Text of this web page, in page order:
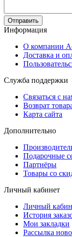
Отправить
Информация
О компании
Доставка и
Служба поддержки
Связаться с
Возврат
Карта сайта
Дополнительно
Подарочные
Партнёры
Товары со
Личный кабинет
Личный
История
Мои закладки
Рассылка